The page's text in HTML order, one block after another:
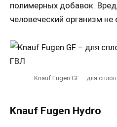
полимерных добавок.
человеческий организм не
Knauf Fugen GF – для
Knauf Fugen Hydro